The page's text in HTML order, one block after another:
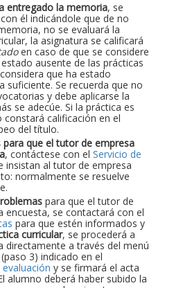
entregado la memoria, se
él indicándole que de no
no se evaluará la
la asignatura se calificará
en caso de que se considere
ausente de las prácticas
que ha estado
suficiente. Se recuerda que no
y debe aplicarse la
se adecúe. Si la práctica es
constará calificación en el
del título.
para que el tutor de empresa
, contáctese con el Servicio de
insistan al tutor de empresa
normalmente se resuelve
para que el tutor de
encuesta, se contactará con el
para que estén informados y
curricular, se procederá a
directamente a través del menú
3) indicado en el
y se firmará el acta
alumno deberá haber subido la